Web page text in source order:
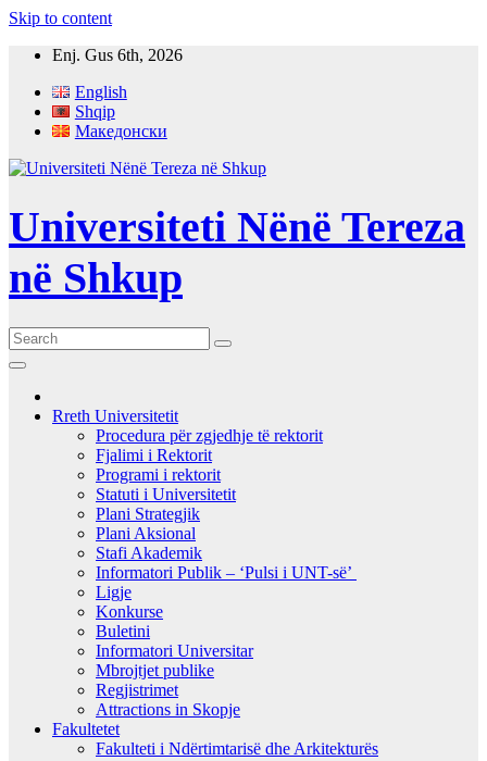
Skip to content
Enj. Gus 6th, 2026
English
Shqip
Македонски
Universiteti Nënë Tereza
në Shkup
Rreth Universitetit
Procedura për zgjedhje të rektorit
Fjalimi i Rektorit
Programi i rektorit
Statuti i Universitetit
Plani Strategjik
Plani Aksional
Stafi Akademik
Informatori Publik – ‘Pulsi i UNT-së’
Ligje
Konkurse
Buletini
Informatori Universitar
Mbrojtjet publike
Regjistrimet
Attractions in Skopje
Fakultetet
Fakulteti i Ndërtimtarisë dhe Arkitekturës